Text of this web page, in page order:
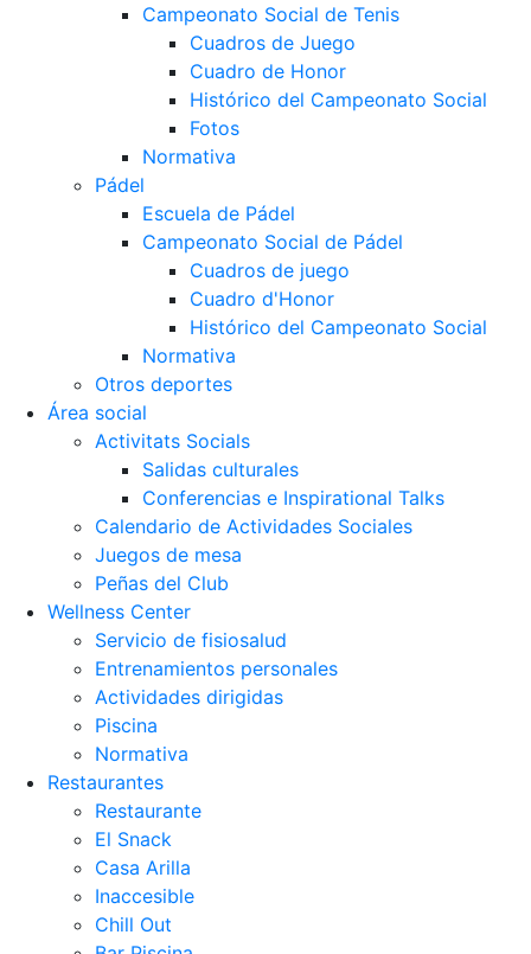
Campeonato Social de Tenis
Cuadros de Juego
Cuadro de Honor
Histórico del Campeonato Social
Fotos
Normativa
Pádel
Escuela de Pádel
Campeonato Social de Pádel
Cuadros de juego
Cuadro d'Honor
Histórico del Campeonato Social
Normativa
Otros deportes
Área social
Activitats Socials
Salidas culturales
Conferencias e Inspirational Talks
Calendario de Actividades Sociales
Juegos de mesa
Peñas del Club
Wellness Center
Servicio de fisiosalud
Entrenamientos personales
Actividades dirigidas
Piscina
Normativa
Restaurantes
Restaurante
El Snack
Casa Arilla
Inaccesible
Chill Out